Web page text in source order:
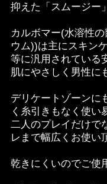
抑えた「スムージー
カルボマー(水溶性
ウム))は主にスキン
等に汎用されている
肌にやさしく男性に
デリケートゾーンに
く糸引きもなく使い
二人のプレイだけで
レまで幅広くお使い
乾きにくいのでご使